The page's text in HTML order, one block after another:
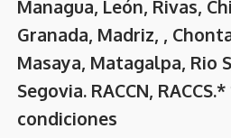
Managua, León, Rivas,
Granada, Madriz, ,
Masaya, Matagalpa, Rio
Segovia. RACCN,
condiciones